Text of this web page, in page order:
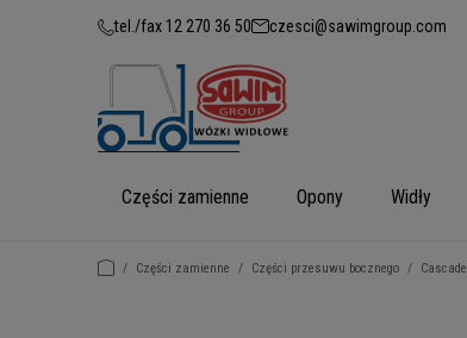
tel./fax 12 270 36 50 czesci@sawimgroup.com
Części zamienne Opony Widły
/ Części zamienne / Części przesuwu bocznego / Cascade